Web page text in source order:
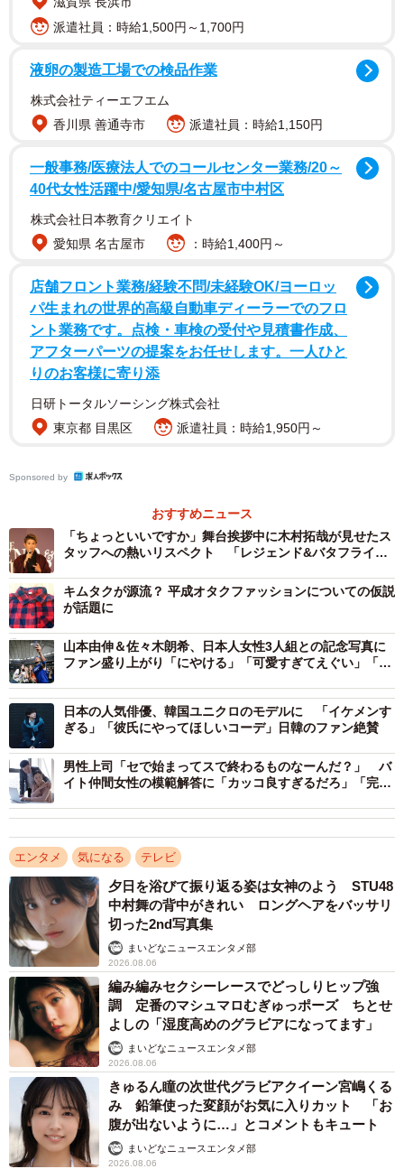
野呂さんの言葉を聞いた木村さんは真剣な表情で受け止
め、カゴの中のアイテムのサイズを取り替えていった。女
性の服のサイズについて、笑うこともいじることもせず、
ット上で反響を呼んだ。
他にも、野呂さんに「痩せて見える服」のリクエストを受
けた際に真剣な顔で「OK！」と言い服装を試行錯誤した
が見えたりと、木村さんの自然な振る舞いが大絶賛され
た。
あるSNSユーザーが木村さんの態度に感心し、Xに投稿し
たところ、いいねの数は26万を超えるほど拡散。ネット上
では「体型いじりしないところも、商品の扱い方も、振る
ぎます」「野呂さん明るくて感じが良くてすごく見てて安
ぎ」「キムタクの品の良さと野呂ちゃんの愛嬌、最高すぎ
る」などの反応が相次いだ。
◇
「木村拓哉 Flow」はTOKYO FMほかJFN全国38局で毎週日
曜11時30分～11時55分放送。野呂さんがゲストとして登場
するのは、7月13、20、27日の放送。幼少期のエピソード
や芸能界に進むきっかけ、AKB48オーディションの秘話な
どを明かす。「どん底だったというAKB48解散後の時期か
ら、どのように起死回生を遂げたのか？ 彼女にとっての最
大の転機とは...！？ 盛りだくさんの3週間、どうぞお楽しみ
に！」（同番組リリースから）
派遣社員：時給1,500円～1,700円
液卵の製造工場での検品作業
株式会社ティーエフエム
香川県 善通寺市
派遣社員：時給1,150円
一般事務/医療法人でのコールセンター業務/20～
40代女性活躍中/愛知県/名古屋市中村区
株式会社日本教育クリエイト
愛知県 名古屋市
：時給1,400円～
店舗フロント業務/経験不問/未経験OK/ヨーロッ
パ生まれの世界的高級自動車ディーラーでのフロ
ント業務です。点検・車検の受付や見積書作成、
アフターパーツの提案をお任せします。一人ひと
りのお客様に寄り添
日研トータルソーシング株式会社
東京都 目黒区
派遣社員：時給1,950円～
Sponsored by
おすすめニュース
「ちょっといいですか」舞台挨拶中に木村拓哉が見せたス
タッフへの熱いリスペクト 「レジェンド&バタフライ」
キムタクが源流？ 平成オタクファッションについての仮説
が話題に
山本由伸＆佐々木朗希、日本人女性3人組との記念写真に
ファン盛り上がり「にやける」「可愛すぎてえぐい」「夢
日本の人気俳優、韓国ユニクロのモデルに 「イケメンす
ぎる」「彼氏にやってほしいコーデ」日韓のファン絶賛
男性上司「セで始まってスで終わるものなーんだ？」 バ
イト仲間女性の模範解答に「カッコ良すぎるだろ」「完璧
エンタメ 気になる テレビ
夕日を浴びて振り返る姿は女神のよう STU48
中村舞の背中がきれい ロングヘアをバッサリ
切った2nd写真集
まいどなニュースエンタメ部
2026.08.06
編み編みセクシーレースでどっしりヒップ強
調 定番のマシュマロむぎゅっポーズ ちとせ
よしの「湿度高めのグラビアになってます」
まいどなニュースエンタメ部
2026.08.06
きゅるん瞳の次世代グラビアクイーン宮嶋くる
み 鉛筆使った変顔がお気に入りカット 「お
腹が出ないように…」とコメントもキュート
まいどなニュースエンタメ部
2026.08.06